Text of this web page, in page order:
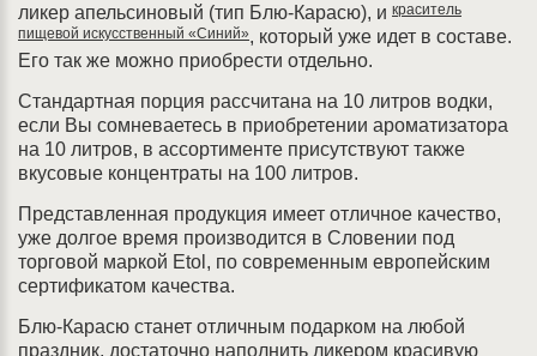
ликер апельсиновый (тип Блю-Карасю), и краситель
пищевой искусственный «Синий», который уже идет в составе.
Его так же можно приобрести отдельно.
Стандартная порция рассчитана на 10 литров водки,
если Вы сомневаетесь в приобретении ароматизатора
на 10 литров, в ассортименте присутствуют также
вкусовые концентраты на 100 литров.
Представленная продукция имеет отличное качество,
уже долгое время производится в Словении под
торговой маркой Etol, по современным европейским
сертификатом качества.
Блю-Карасю станет отличным подарком на любой
праздник, достаточно наполнить ликером красивую